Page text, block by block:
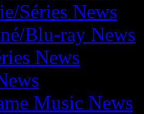
Séries News
Blu-ray News
News
Music News